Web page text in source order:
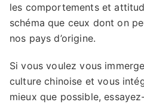
les comportements et
schéma que ceux dont on
nos pays d’origine.
Si vous voulez vous
culture chinoise et vous
mieux que possible,